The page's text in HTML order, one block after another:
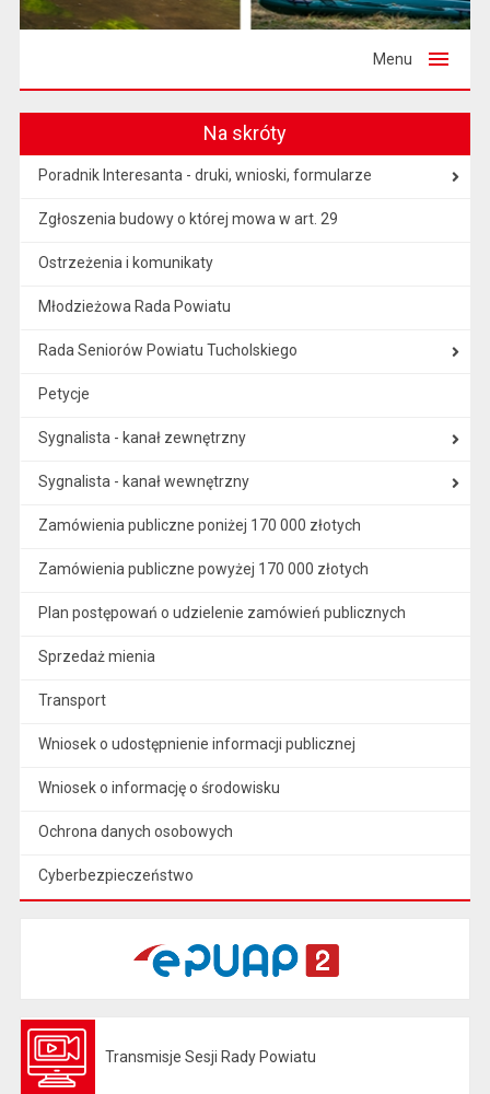
Menu
Na skróty
Poradnik Interesanta - druki, wnioski, formularze
Zgłoszenia budowy o której mowa w art. 29
Ostrzeżenia i komunikaty
Młodzieżowa Rada Powiatu
Rada Seniorów Powiatu Tucholskiego
Petycje
Sygnalista - kanał zewnętrzny
Sygnalista - kanał wewnętrzny
Zamówienia publiczne poniżej 170 000 złotych
Zamówienia publiczne powyżej 170 000 złotych
Plan postępowań o udzielenie zamówień publicznych
Sprzedaż mienia
Transport
Wniosek o udostępnienie informacji publicznej
Wniosek o informację o środowisku
Ochrona danych osobowych
Cyberbezpieczeństwo
Transmisje Sesji Rady Powiatu